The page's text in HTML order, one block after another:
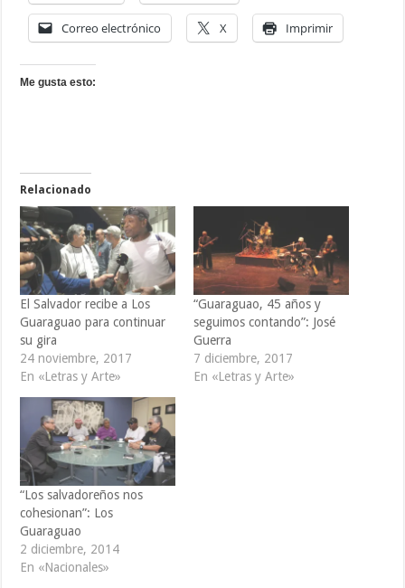
Correo electrónico X Imprimir
Me gusta esto:
Relacionado
El Salvador recibe a Los
Guaraguao para continuar
su gira
24 noviembre, 2017
En «Letras y Arte»
“Guaraguao, 45 años y
seguimos contando”: José
Guerra
7 diciembre, 2017
En «Letras y Arte»
“Los salvadoreños nos
cohesionan”: Los
Guaraguao
2 diciembre, 2014
En «Nacionales»